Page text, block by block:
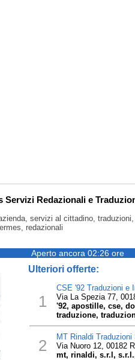
Servizi Redazionali e
servizi al cittadino,
redazionali
Aperto ancora 02:26 ore
Ulteriori offerte:
1
CSE '92 Traduzioni e
Via La Spezia 77,
'92, apostille, cse,
traduzione,
2 MT Rinaldi Traduzioni
Via Nuoro 12, 00182
mt, rinaldi, s.r.l,